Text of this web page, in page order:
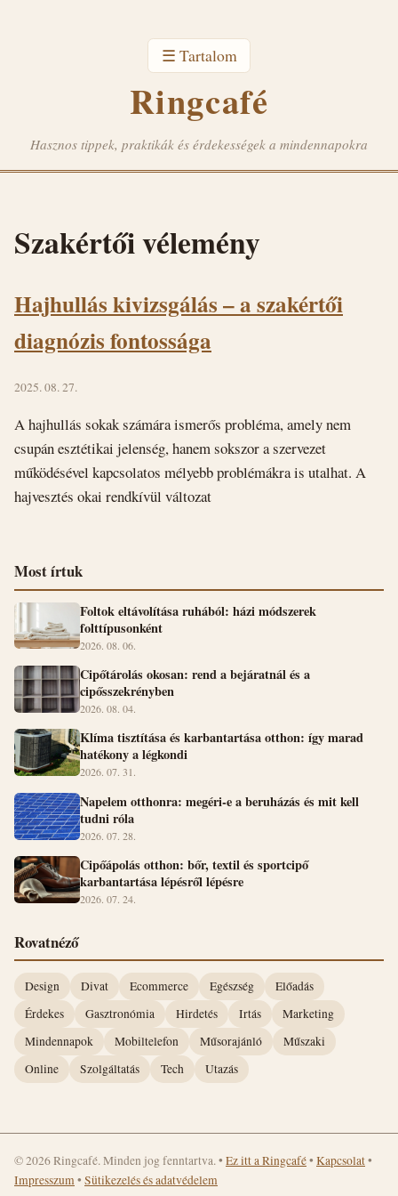
☰ Tartalom
Ringcafé
Hasznos tippek, praktikák és érdekességek a mindennapokra
Szakértői vélemény
Hajhullás kivizsgálás – a szakértői
diagnózis fontossága
2025. 08. 27.
A hajhullás sokak számára ismerős probléma, amely nem
csupán esztétikai jelenség, hanem sokszor a szervezet
működésével kapcsolatos mélyebb problémákra is utalhat. A
hajvesztés okai rendkívül változat
Most írtuk
Foltok eltávolítása ruhából: házi módszerek
folttípusonként
2026. 08. 06.
Cipőtárolás okosan: rend a bejáratnál és a
cipősszekrényben
2026. 08. 04.
Klíma tisztítása és karbantartása otthon: így marad
hatékony a légkondi
2026. 07. 31.
Napelem otthonra: megéri-e a beruházás és mit kell
tudni róla
2026. 07. 28.
Cipőápolás otthon: bőr, textil és sportcipő
karbantartása lépésről lépésre
2026. 07. 24.
Rovatnéző
Design Divat Ecommerce Egészség
Előadás
Érdekes
Gasztronómia Hirdetés Irtás
Marketing
Mindennapok
Mobiltelefon Műsorajánló
Műszaki
Online
Szolgáltatás Tech Utazás
© 2026 Ringcafé. Minden jog fenntartva.• Ez itt a Ringcafé• Kapcsolat•
Impresszum• Sütikezelés és adatvédelem